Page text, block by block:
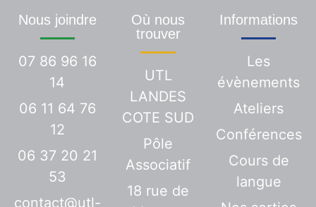
Nous joindre
07 86 96 16
14
06 11 64 76
12
06 37 20 21
53
contact@utl-
Où nous
trouver
UTL
LANDES
COTE SUD
Pôle
Associatif
18 rue de
Informations
Les
évènements
Ateliers
Conférences
Cours de
langue